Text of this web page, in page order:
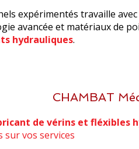
expérimentés travaille
avancée et matériaux de
hydrauliques.
CHAMBAT
de vérins et fléxibles
sur vos services